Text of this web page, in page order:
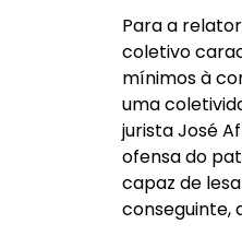
Para a
coletivo
mínimos à
uma
jurista José
ofensa do
capaz de
conseguinte,